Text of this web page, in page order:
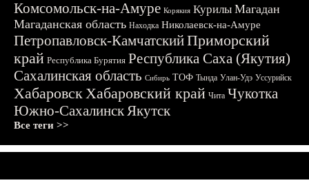
Комсомольск-на-Амуре Корякия Курилы Магадан
Магаданская область Находка Николаевск-на-Амуре
Петропавловск-КамчатскийПриморский
край Республика Бурятия Республика Саха (Якутия)
Сахалинская область Сибирь ТОФ Тында Улан-Удэ Уссурийск
ХабаровскХабаровский край Чита Чукотка
Южно-СахалинскЯкутск
Все теги >>